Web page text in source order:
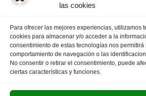
las cookies
Para ofrecer las mejores experiencias, utilizamos
cookies para almacenar y/o acceder a la
consentimiento de estas tecnologías nos permitirá
comportamiento de navegación o las
No consentir o retirar el consentimiento, puede
ciertas características y funciones.
« PÁGINA
ANTERIOR
1 … 3 4 5
6 7